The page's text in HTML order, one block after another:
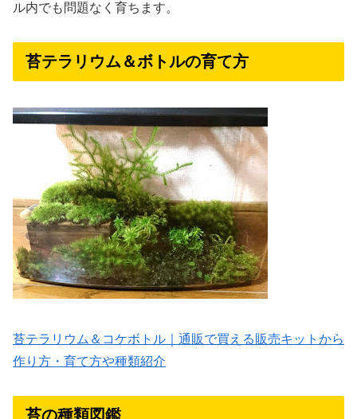
ル内でも問題なく育ちます。
苔テラリウム＆ボトルの育て方
苔テラリウム＆コケボトル｜通販で買える販売キットから
作り方・育て方や種類紹介
苔の種類図鑑